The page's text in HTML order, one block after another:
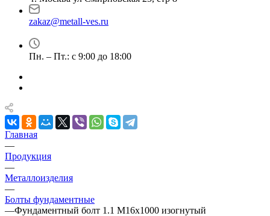
zakaz@metall-ves.ru
Пн. – Пт.: с 9:00 до 18:00
Главная
—
Продукция
—
Металлоизделия
—
Болты фундаментные
—Фундаментный болт 1.1 М16х1000 изогнутый